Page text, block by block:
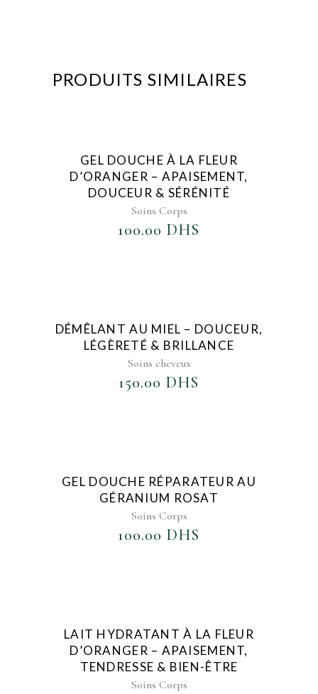
PRODUITS SIMILAIRES
GEL DOUCHE À LA FLEUR
D’ORANGER – APAISEMENT,
DOUCEUR & SÉRÉNITÉ
Soins Corps
100.00 DHS
DÉMÊLANT AU MIEL – DOUCEUR,
LÉGÈRETÉ & BRILLANCE
Soins cheveux
150.00 DHS
GEL DOUCHE RÉPARATEUR AU
GÉRANIUM ROSAT
Soins Corps
100.00 DHS
LAIT HYDRATANT À LA FLEUR
D’ORANGER – APAISEMENT,
TENDRESSE & BIEN-ÊTRE
Soins Corps